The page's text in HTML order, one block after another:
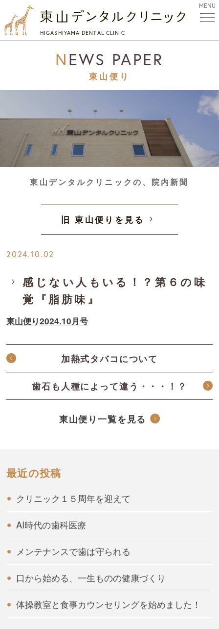
HIGASHIYAMA DENTAL CLINIC
MENU
NEWS PAPER
東山便り
東山デンタルクリニックの、院内新聞
旧 東山便りを見る
2024.10.02
感じない人もいる！？第６の味
覚『脂肪味』
東山便り2024.10月号
加熱式タバコについて
歯石も人種によって違う・・・！？
東山便り一覧を見る
最近の投稿
クリニック１５周年を迎えて
AI時代の歯科医療
メンテナンスで歯は守られる
口から始める、一生ものの健康づくり
体操教室と食事カウンセリングを始めました！